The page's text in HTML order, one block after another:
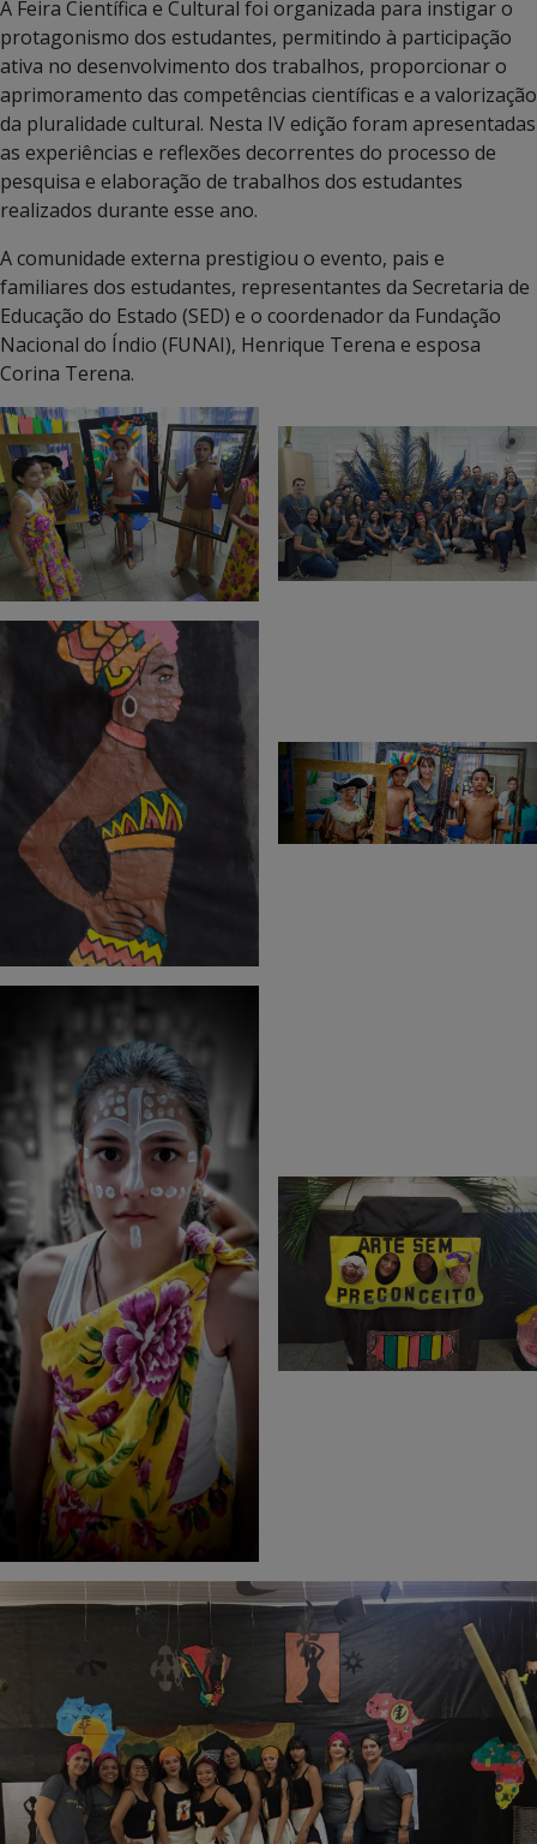
A Feira Científica e Cultural foi organizada para instigar o
protagonismo dos estudantes, permitindo à participação
ativa no desenvolvimento dos trabalhos, proporcionar o
aprimoramento das competências científicas e a valorização
da pluralidade cultural. Nesta IV edição foram apresentadas
as experiências e reflexões decorrentes do processo de
pesquisa e elaboração de trabalhos dos estudantes
realizados durante esse ano.
A comunidade externa prestigiou o evento, pais e
familiares dos estudantes, representantes da Secretaria de
Educação do Estado (SED) e o coordenador da Fundação
Nacional do Índio (FUNAI), Henrique Terena e esposa
Corina Terena.